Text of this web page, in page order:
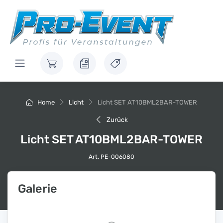
Home Licht Licht SET AT10BML2BAR-TOWER
Zurück
Licht SET AT10BML2BAR-TOWER
Art. PE-006080
Galerie